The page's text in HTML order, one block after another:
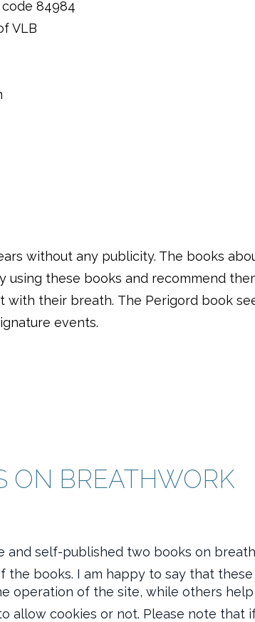
84984
VLB
without any publicity. The books
using these books and recommend
with their breath. The Perigord book
events.
ON BREATHWORK
and self-published two books on
books. I am happy to say that
operation of the site, while others
allow cookies or not. Please note